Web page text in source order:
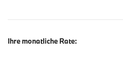
Ihre monatliche Rate: